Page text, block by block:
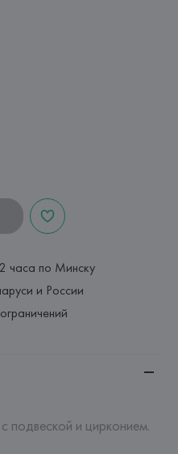
часа по Минску
и России
подвеской и цирконием.